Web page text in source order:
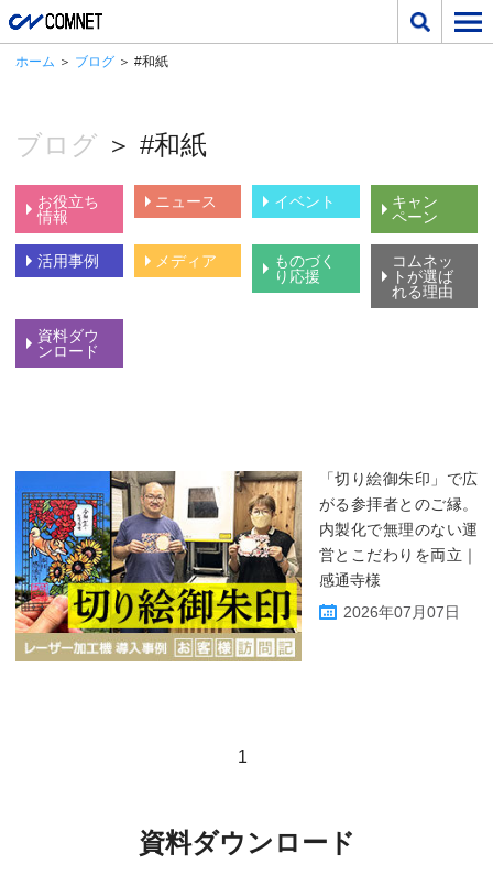
ホーム ＞ ブログ ＞ #和紙
ブログ ＞ #和紙
お役立ち
情報
ニュース イベント
キャン
ペーン
活用事例 メディア
ものづく
り応援
コムネッ
トが選ば
れる理由
資料ダウ
ンロード
「切り絵御朱印」で広
がる参拝者とのご縁。
内製化で無理のない運
営とこだわりを両立｜
感通寺様
2026年07月07日
1
資料ダウンロード